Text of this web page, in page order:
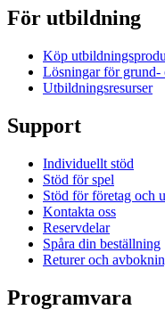
För utbildning
Köp
Lösningar för grund-
Utbildningsresurser
Support
Individuellt stöd
Stöd för spel
Stöd för företag och
Kontakta oss
Reservdelar
Spåra din beställning
Returer och
Programvara